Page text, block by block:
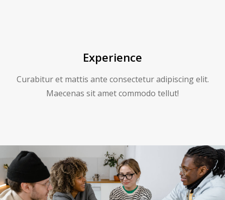
Experience
Curabitur et mattis ante consectetur adipiscing elit.
Maecenas sit amet commodo tellut!